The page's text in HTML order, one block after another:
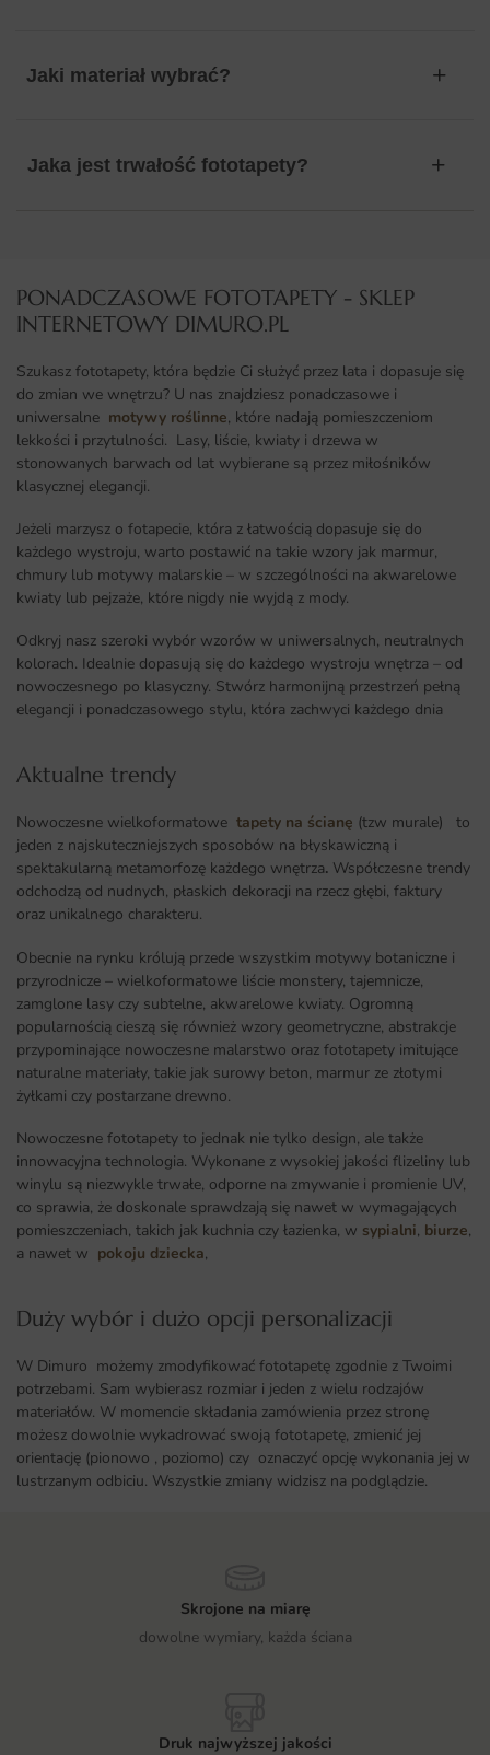
Jaki materiał wybrać?
Jaka jest trwałość fototapety?
PONADCZASOWE FOTOTAPETY - SKLEP
INTERNETOWY DIMURO.PL​
Szukasz fototapety, która będzie Ci służyć przez lata i dopasuje się
do zmian we wnętrzu? U nas znajdziesz ponadczasowe i
uniwersalne motywy roślinne, które nadają pomieszczeniom
lekkości i przytulności. Lasy, liście, kwiaty i drzewa w
stonowanych barwach od lat wybierane są przez miłośników
klasycznej elegancji.
Jeżeli marzysz o fotapecie, która z łatwością dopasuje się do
każdego wystroju, warto postawić na takie wzory jak marmur,
chmury lub motywy malarskie – w szczególności na akwarelowe
kwiaty lub pejzaże, które nigdy nie wyjdą z mody.
Odkryj nasz szeroki wybór wzorów w uniwersalnych, neutralnych
kolorach. Idealnie dopasują się do każdego wystroju wnętrza – od
nowoczesnego po klasyczny. Stwórz harmonijną przestrzeń pełną
elegancji i ponadczasowego stylu, która zachwyci każdego dnia
Aktualne trendy​
Nowoczesne wielkoformatowe tapety na ścianę (tzw murale) to
jeden z najskuteczniejszych sposobów na błyskawiczną i
spektakularną metamorfozę każdego wnętrza. Współczesne trendy
odchodzą od nudnych, płaskich dekoracji na rzecz głębi, faktury
oraz unikalnego charakteru.
Obecnie na rynku królują przede wszystkim motywy botaniczne i
przyrodnicze – wielkoformatowe liście monstery, tajemnicze,
zamglone lasy czy subtelne, akwarelowe kwiaty. Ogromną
popularnością cieszą się również wzory geometryczne, abstrakcje
przypominające nowoczesne malarstwo oraz fototapety imitujące
naturalne materiały, takie jak surowy beton, marmur ze złotymi
żyłkami czy postarzane drewno.
Nowoczesne fototapety to jednak nie tylko design, ale także
innowacyjna technologia. Wykonane z wysokiej jakości flizeliny lub
winylu są niezwykle trwałe, odporne na zmywanie i promienie UV,
co sprawia, że doskonale sprawdzają się nawet w wymagających
pomieszczeniach, takich jak kuchnia czy łazienka, w sypialni, biurze,
a nawet w pokoju dziecka,
Duży wybór i dużo opcji personalizacji ​
W Dimuro możemy zmodyfikować fototapetę zgodnie z Twoimi
potrzebami. Sam wybierasz rozmiar i jeden z wielu rodzajów
materiałów. W momencie składania zamówienia przez stronę
możesz dowolnie wykadrować swoją fototapetę, zmienić jej
orientację (pionowo , poziomo) czy oznaczyć opcję wykonania jej w
lustrzanym odbiciu. Wszystkie zmiany widzisz na podglądzie.
Skrojone na miarę
dowolne wymiary, każda ściana
Druk najwyższej jakości